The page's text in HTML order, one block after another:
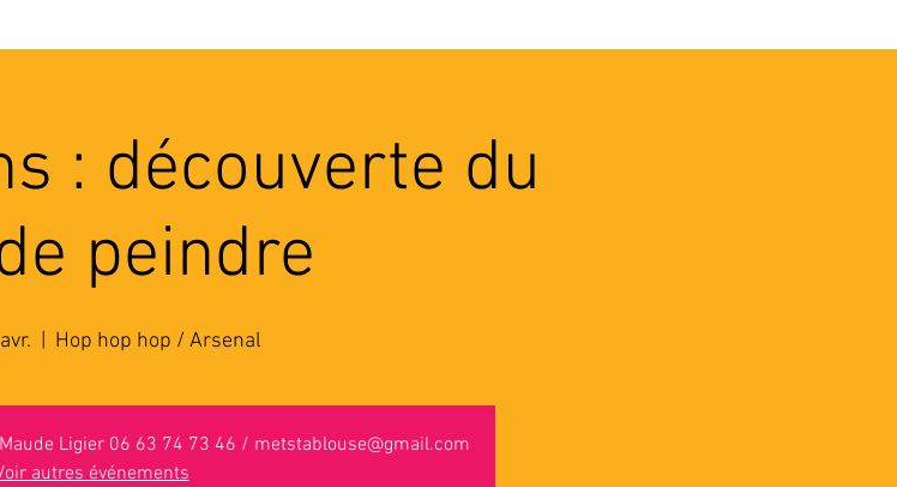
: découverte du
peindre
Hop hop hop / Arsenal
Ligier 06 63 74 73 46 / metstablouse@gmail.com
autres événements